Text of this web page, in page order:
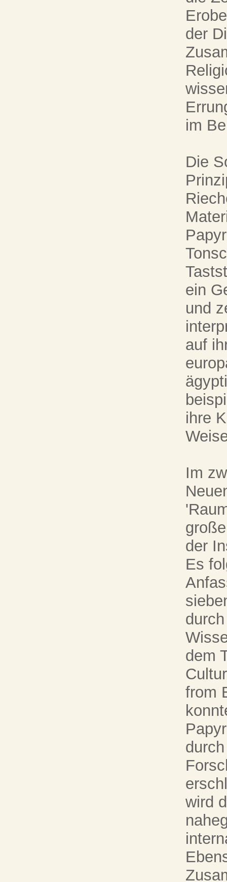
der
im
Die
ein
und
auf
ihre
Im
der
Es
dem
from
wird